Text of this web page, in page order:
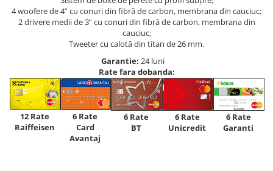
4 woofere de 4” cu conuri din fibră de carbon, membrana din cauciuc;
2 drivere medii de 3” cu conuri din fibră de carbon, membrana din
cauciuc;
Tweeter cu calotă din titan de 26 mm.
Garantie: 24 luni
Rate fara dobanda:
12 Rate
Raiffeisen
6 Rate
Card
Avantaj
6 Rate
BT
6 Rate
Unicredit
6 Rate
Garanti